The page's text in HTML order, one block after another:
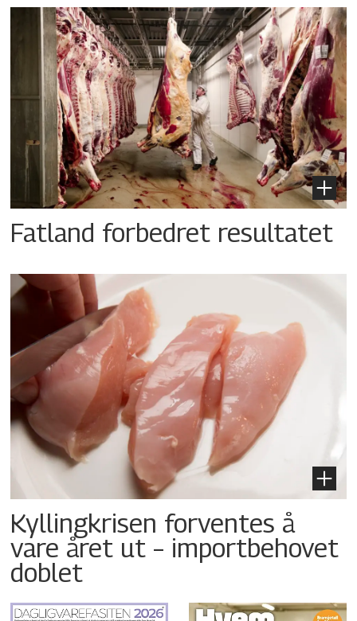
Fatland forbedret resultatet
Kyllingkrisen forventes å
vare året ut – importbehovet
doblet